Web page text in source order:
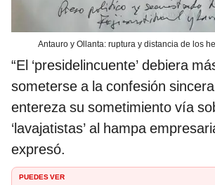
Antauro y Ollanta: ruptura y distancia de los
“El ‘presidelincuente’ debiera
someterse a la confesión
entereza su sometimiento vía
‘lavajatistas’ al hampa
expresó.
PUEDES VER